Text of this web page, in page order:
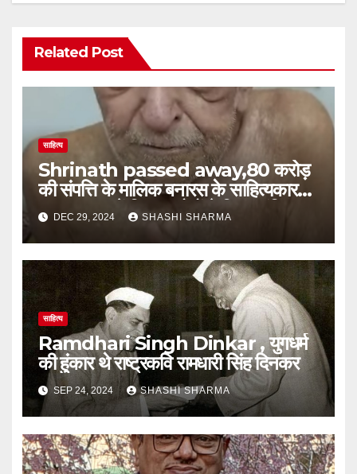
Related Post
साहित्य
Shrinath passed away,80 करोड़
की संपत्ति के मालिक बनारस के साहित्यकार
का वृद्धाश्रम में निधन, लोगों ने किया अंतिम
संस्कार, औलाद ने आना गंवारा नहीं किया।
DEC 29, 2024 SHASHI SHARMA
साहित्य
Ramdhari Singh Dinkar , युगधर्म
की हुंकार थे राष्ट्रकवि रामधारी सिंह दिनकर
SEP 24, 2024 SHASHI SHARMA